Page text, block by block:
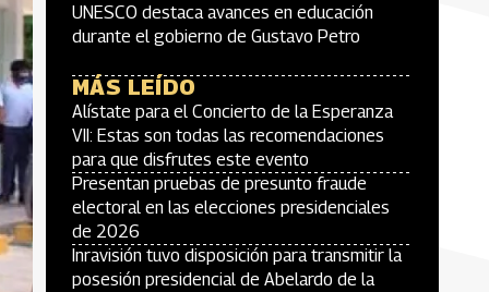
UNESCO destaca avances en educación
durante el gobierno de Gustavo Petro
MÁS LEÍDO
Alístate para el Concierto de la Esperanza
VII: Estas son todas las recomendaciones
para que disfrutes este evento
Presentan pruebas de presunto fraude
electoral en las elecciones presidenciales
de 2026
Inravisión tuvo disposición para transmitir la
posesión presidencial de Abelardo de la